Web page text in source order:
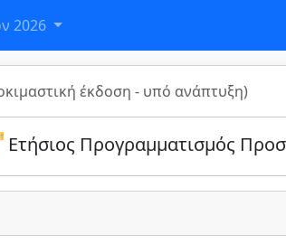
2026
έκδοση - υπό ανάπτυξη)
Ετήσιος Προγραμματισμός